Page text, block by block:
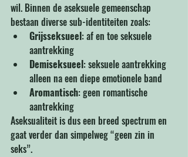
wil. Binnen de aseksuele gemeenschap
bestaan diverse sub-identiteiten zoals:
Grijsseksueel: af en toe seksuele
aantrekking
Demiseksueel: seksuele aantrekking
alleen na een diepe emotionele band
Aromantisch: geen romantische
aantrekking
Aseksualiteit is dus een breed spectrum en
gaat verder dan simpelweg “geen zin in
seks”.